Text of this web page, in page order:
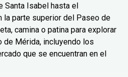
Santa Isabel hasta el
la parte superior del Paseo de
camina o patina para explorar
de Mérida, incluyendo los
que se encuentran en el